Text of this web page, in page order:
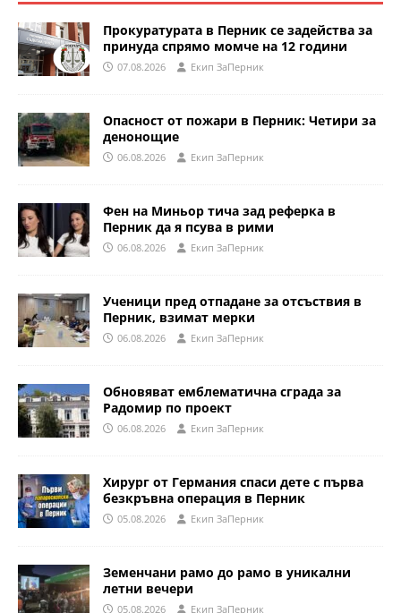
Прокуратурата в Перник се задейства за
принуда спрямо момче на 12 години
07.08.2026 Eкип ЗаПерник
Опасност от пожари в Перник: Четири за
денонощие
06.08.2026 Eкип ЗаПерник
Фен на Миньор тича зад реферка в
Перник да я псува в рими
06.08.2026 Eкип ЗаПерник
Ученици пред отпадане за отсъствия в
Перник, взимат мерки
06.08.2026 Eкип ЗаПерник
Обновяват емблематична сграда за
Радомир по проект
06.08.2026 Eкип ЗаПерник
Хирург от Германия спаси дете с първа
безкръвна операция в Перник
05.08.2026 Eкип ЗаПерник
Земенчани рамо до рамо в уникални
летни вечери
05.08.2026 Eкип ЗаПерник